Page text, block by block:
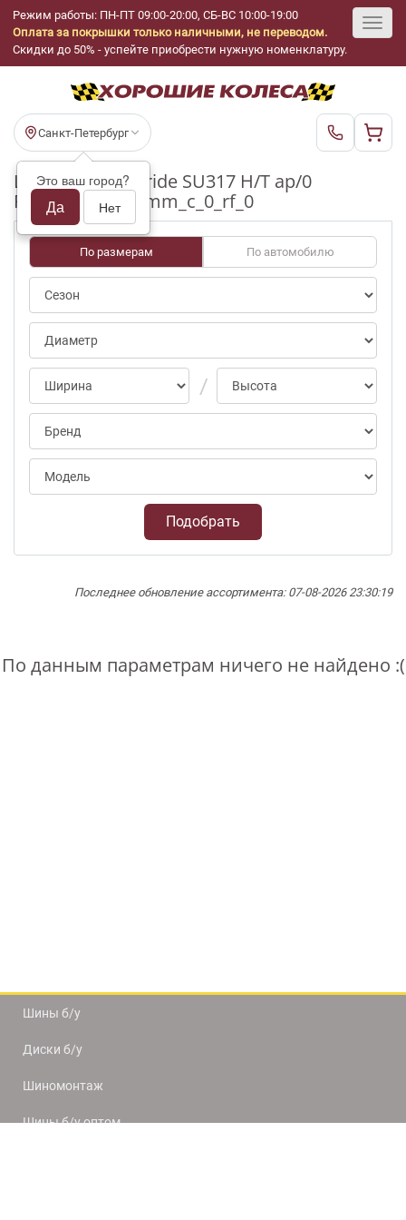
Режим работы: ПН-ПТ 09:00-20:00, СБ-ВС 10:00-19:00
Оплата за покрышки только наличными, не переводом.
Скидки до 50% - успейте приобрести нужную номенклатуру.
Санкт-Петербург
Это ваш город?
Да Нет
Шины бу Goodride SU317 H/T ap/0
R16_215_65_5-6mm_c_0_rf_0
По размерам По автомобилю
Подобрать
Последнее обновление ассортимента: 07-08-2026 23:30:19
По данным параметрам ничего не найдено :(
Шины б/у
Диски б/у
Шиномонтаж
Шины б/у оптом